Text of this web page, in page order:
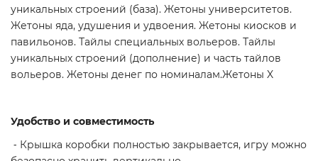
уникальных строений (база). Жетоны университетов.
Жетоны яда, удушения и удвоения. Жетоны киосков и
павильонов. Тайлы специальных вольеров. Тайлы
уникальных строений (дополнение) и часть тайлов
вольеров. Жетоны денег по номиналам.Жетоны X
Удобство и совместимость
⁃ Крышка коробки полностью закрывается, игру можно